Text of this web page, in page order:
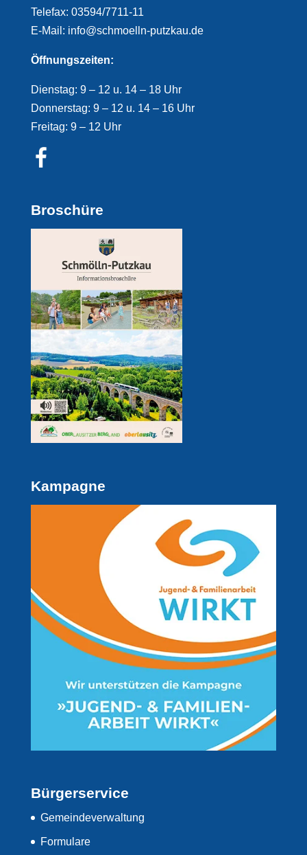
Telefax: 03594/7711-11
E-Mail: info@schmoelln-putzkau.de
Öffnungszeiten:
Dienstag: 9 – 12 u. 14 – 18 Uhr
Donnerstag: 9 – 12 u. 14 – 16 Uhr
Freitag: 9 – 12 Uhr
Broschüre
Kampagne
Bürgerservice
Gemeindeverwaltung
Formulare